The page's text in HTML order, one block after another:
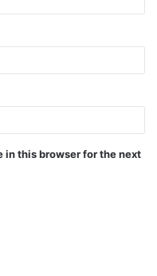
in this browser for the next